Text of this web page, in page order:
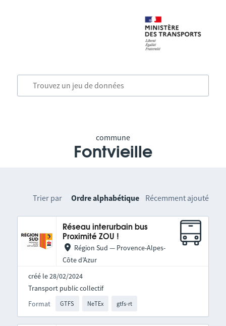
commune
Fontvieille
Trier par Ordre alphabétique Récemment ajouté
Réseau interurbain bus
Proximité ZOU !
Région Sud — Provence-Alpes-
Côte d’Azur
créé le 28/02/2024
Format GTFS NeTEx gtfs-rt
Transport public collectif